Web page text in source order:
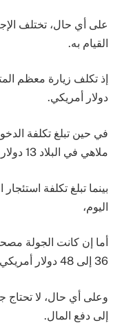
على أي حال، تختلف
القيام به.
دولار أمريكي.
ملاهي في البلاد 13 دولار أمريكي.
بينما
اليوم،
أما إن كانت الجولة
36 إلى 48 دولار أمريكي للشخص الواحد.
وعلى أي حال، لا تحتاج
إلى دفع المال.